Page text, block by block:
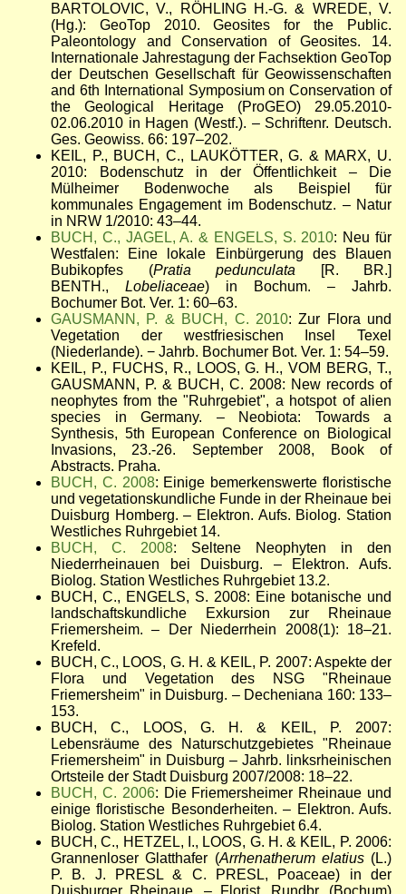
BARTOLOVIC, V., RÖHLING H.-G. & WREDE, V.
(Hg.): GeoTop 2010. Geosites for the Public.
Paleontology and Conservation of Geosites. 14.
Internationale Jahrestagung der Fachsektion GeoTop
der Deutschen Gesellschaft für Geowissenschaften
and 6th International Symposium on Conservation of
the Geological Heritage (ProGEO) 29.05.2010-
02.06.2010 in Hagen (Westf.). – Schriftenr. Deutsch.
Ges. Geowiss. 66: 197–202.
KEIL, P., BUCH, C., LAUKÖTTER, G. & MARX, U.
2010: Bodenschutz in der Öffentlichkeit – Die
Mülheimer Bodenwoche als Beispiel für
kommunales Engagement im Bodenschutz. – Natur
in NRW 1/2010: 43–44.
BUCH, C., JAGEL, A. & ENGELS, S. 2010: Neu für
Westfalen: Eine lokale Einbürgerung des Blauen
Bubikopfes (Pratia pedunculata
[R. BR.]
BENTH., Lobeliaceae) in Bochum. – Jahrb.
Bochumer Bot. Ver. 1: 60–63.
GAUSMANN, P. & BUCH, C. 2010: Zur Flora und
Vegetation der westfriesischen Insel Texel
(Niederlande). − Jahrb. Bochumer Bot. Ver. 1: 54–59.
KEIL, P., FUCHS, R., LOOS, G. H., VOM BERG, T.,
GAUSMANN, P. & BUCH, C. 2008: New records of
neophytes from the "Ruhrgebiet", a hotspot of alien
species in Germany. – Neobiota: Towards a
Synthesis, 5th European Conference on Biological
Invasions, 23.-26. September 2008, Book of
Abstracts. Praha.
BUCH, C. 2008: Einige bemerkenswerte floristische
und vegetationskundliche Funde in der Rheinaue bei
Duisburg Homberg. – Elektron. Aufs. Biolog. Station
Westliches Ruhrgebiet 14.
BUCH, C. 2008: Seltene Neophyten in den
Niederrheinauen bei Duisburg. – Elektron. Aufs.
Biolog. Station Westliches Ruhrgebiet 13.2.
BUCH, C., ENGELS, S. 2008: Eine botanische und
landschaftskundliche Exkursion zur Rheinaue
Friemersheim. – Der Niederrhein 2008(1): 18–21.
Krefeld.
BUCH, C., LOOS, G. H. & KEIL, P. 2007: Aspekte der
Flora und Vegetation des NSG "Rheinaue
Friemersheim" in Duisburg. – Decheniana 160: 133–
153.
BUCH, C., LOOS, G. H. & KEIL, P. 2007:
Lebensräume des Naturschutzgebietes "Rheinaue
Friemersheim" in Duisburg – Jahrb. linksrheinischen
Ortsteile der Stadt Duisburg 2007/2008: 18–22.
BUCH, C. 2006: Die Friemersheimer Rheinaue und
einige floristische Besonderheiten. – Elektron. Aufs.
Biolog. Station Westliches Ruhrgebiet 6.4.
BUCH, C., HETZEL, I., LOOS, G. H. & KEIL, P. 2006:
Grannenloser Glatthafer (Arrhenatherum elatius(L.)
P. B. J. PRESL & C. PRESL, Poaceae) in der
Duisburger Rheinaue. – Florist. Rundbr. (Bochum)